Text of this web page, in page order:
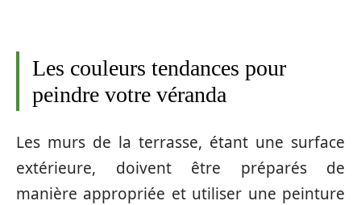
Les couleurs tendances pour
peindre votre véranda
Les murs de la terrasse, étant une surface
extérieure, doivent être préparés de
manière appropriée et utiliser une peinture